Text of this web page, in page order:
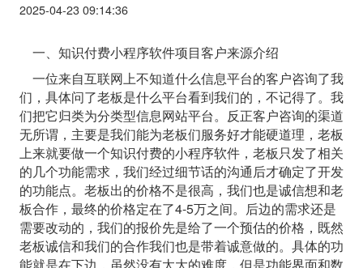
2025-04-23 09:14:36
一、知识付费小程序软件项目客户来源介绍
一位来自互联网上不知道什么信息平台的客户咨询了我
们，具体问了老板是什么平台看到我们的，不记得了。我
们把它归类为分类型信息网站平台。反正客户咨询的渠道
无所谓，主要是我们能为老板们服务好才能硬道理，老板
上来就要做一个知识付费的小程序软件，老板只发了相关
的几个功能需求，我们经过细节话的沟通后才确定了开发
的功能点。老板出的价格不是很高，我们也是诚信想和老
板合作，最终的价格定在了4-5万之间。后边的需求还是
需要改动的，我们的报价先是给了一个预估的价格，既然
老板诚信和我们的合作我们也是带着诚意做的。具体的功
能就是在下边，虽然没有太大的难度，但是功能界面和数